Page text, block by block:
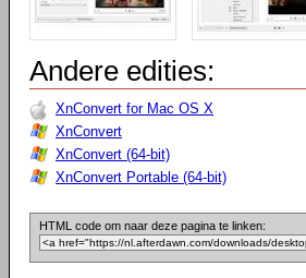
Andere edities:
XnConvert for Mac OS X
XnConvert
XnConvert (64-bit)
XnConvert Portable (64-bit)
HTML code om naar deze pagina te linken: